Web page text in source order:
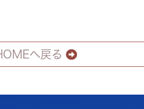
へ戻る